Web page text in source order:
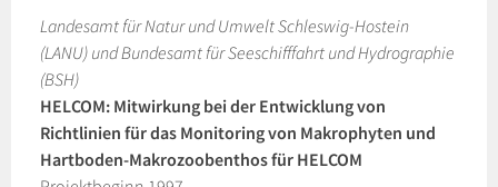
Landesamt für Natur und Umwelt Schleswig-Hostein
(LANU) und Bundesamt für Seeschifffahrt und Hydrographie
(BSH)
HELCOM: Mitwirkung bei der Entwicklung von
Richtlinien für das Monitoring von Makrophyten und
Hartboden-Makrozoobenthos für HELCOM